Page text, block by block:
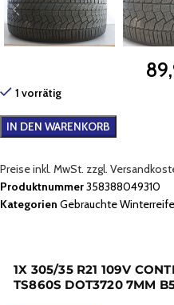
1 vorrätig
IN DEN WARENKORB
Preise inkl. MwSt. zzgl.
Produktnummer358388049310
Kategorien Gebrauchte
1X 305/35 R21 109V
TS860S DOT3720 7MM